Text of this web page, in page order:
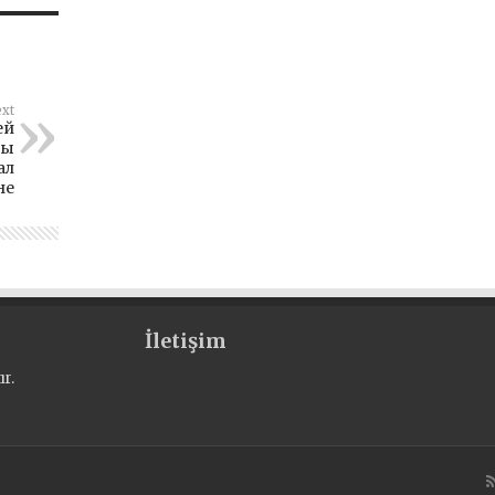
İletişim